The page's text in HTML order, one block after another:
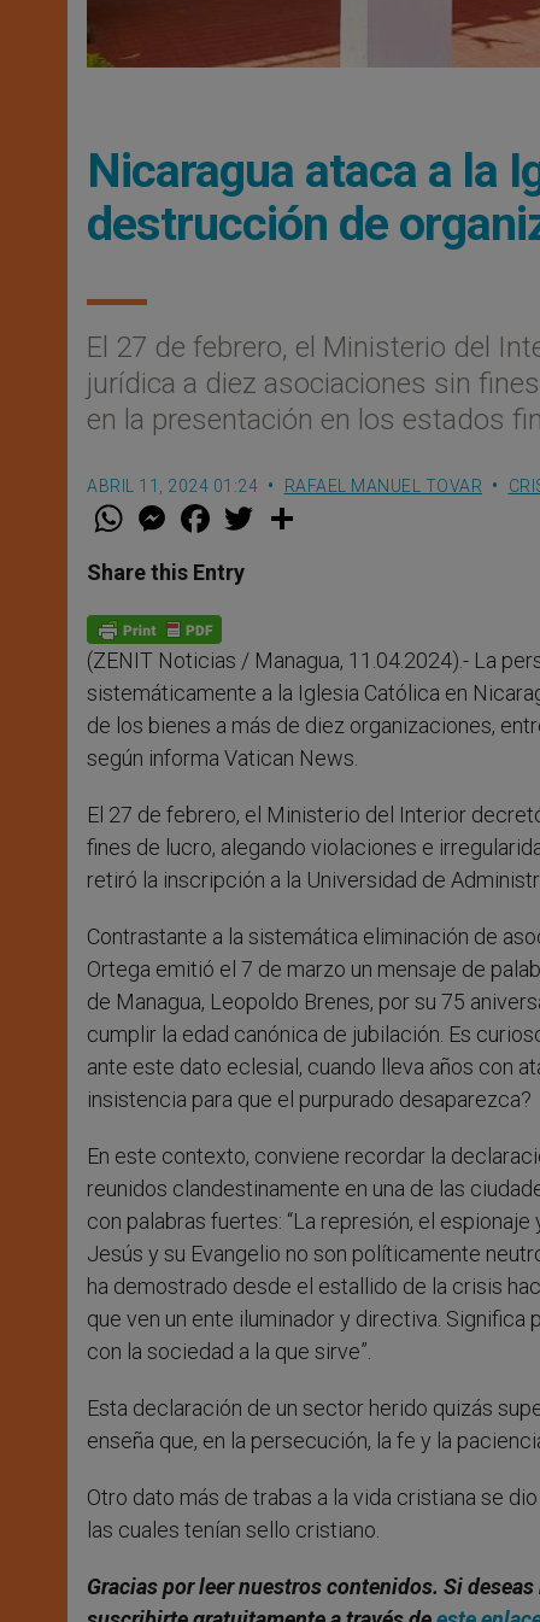
Nicaragua ataca a la
destrucción de
El 27 de febrero, el Ministerio del
jurídica a diez asociaciones sin
en la presentación en los estados
ABRIL 11, 2024 01:24 RAFAEL MANUEL TOVAR
W
t
s
p
p
M
e
s
e
g
e
r
F
a
e
b
o
k
w
Share this Entry
(ZENIT Noticias / Managua, 11.04.2024).- La
sistemáticamente a la Iglesia Católica en
de los bienes a más de diez organizaciones,
según informa Vatican News.
El 27 de febrero, el Ministerio del Interior
fines de lucro, alegando violaciones e
retiró la inscripción a la Universidad de
Contrastante a la sistemática eliminación de
Ortega emitió el 7 de marzo un mensaje de
de Managua, Leopoldo Brenes, por su 75
cumplir la edad canónica de jubilación. Es
ante este dato eclesial, cuando lleva años con
insistencia para que el purpurado desaparezca?
En este contexto, conviene recordar la
reunidos clandestinamente en una de las
con palabras fuertes: “La represión, el
Jesús y su Evangelio no son políticamente
ha demostrado desde el estallido de la crisis
que ven un ente iluminador y directiva.
con la sociedad a la que sirve”.
Esta declaración de un sector herido quizás
enseña que, en la persecución, la fe y la
Otro dato más de trabas a la vida cristiana se
las cuales tenían sello cristiano.
Gracias por leer nuestros contenidos. Si